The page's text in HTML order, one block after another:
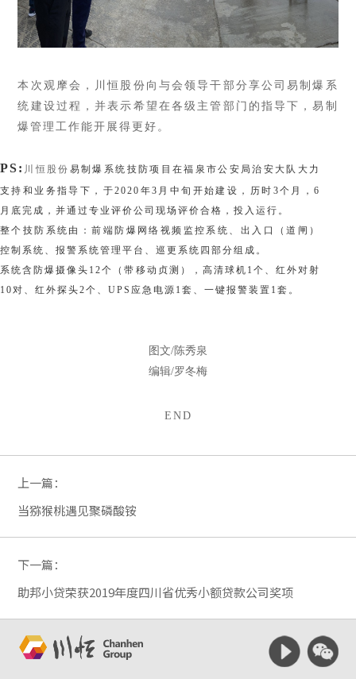
本次观摩会，川恒股份向与会领导干部分享公司易制爆系
统建设过程，并表示希望在各级主管部门的指导下，易制
爆管理工作能开展得更好。
PS: 川恒股份 易制爆系统技防项目在福泉市公安局治安大队大力
支持和业务指导下，于2020年3月中旬开始建设，历时3个月，6
月底完成，并通过专业评价公司现场评价合格，投入运行。
整个技防系统由：前端防爆网络视频监控系统、出入口（道闸）
控制系统、报警系统管理平台、巡更系统四部分组成。
系统含防爆摄像头12个（带移动贞测），高清球机1个、红外对射
10对、红外探头2个、UPS应急电源1套、一键报警装置1套。
图文/陈秀泉
编辑/罗冬梅
END
上一篇：
当猕猴桃遇见聚磷酸铵
下一篇：
助邦小贷荣获2019年度四川省优秀小额贷款公司奖项